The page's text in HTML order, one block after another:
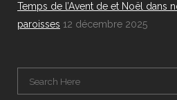
Temps de l’Avent de et Noël dans
paroisses 12 décembre 2025